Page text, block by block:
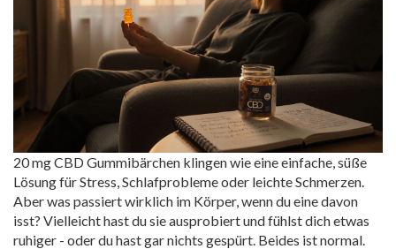
20 mg CBD Gummibärchen klingen wie eine einfache, süße
Lösung für Stress, Schlafprobleme oder leichte Schmerzen.
Aber was passiert wirklich im Körper, wenn du eine davon
isst? Vielleicht hast du sie ausprobiert und fühlst dich etwas
ruhiger - oder du hast gar nichts gespürt. Beides ist normal.